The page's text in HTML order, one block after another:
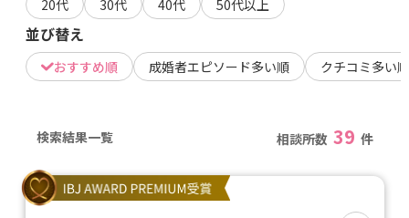
20代 30代 40代 50代以上
並び替え
おすすめ順 成婚者エピソード多い順 クチコミ多い順
検索結果一覧 相談所数 39 件